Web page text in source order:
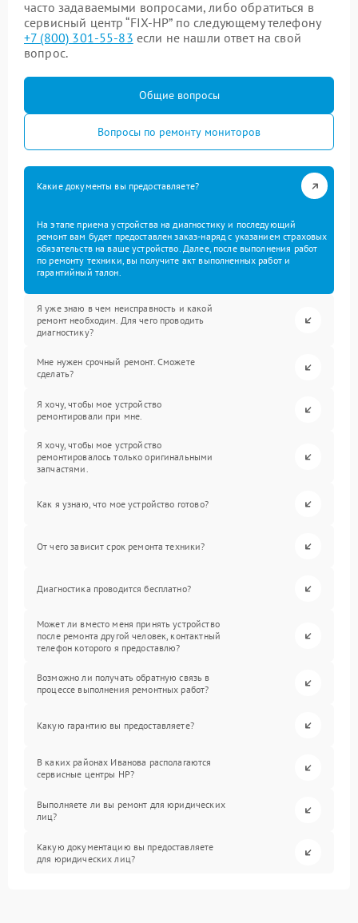
часто задаваемыми вопросами, либо обратиться в
сервисный центр “FIX-HP” по следующему телефону
+7 (800) 301-55-83 если не нашли ответ на свой
вопрос.
Общие вопросы
Вопросы по ремонту мониторов
Какие документы вы предоставляете?
На этапе приема устройства на диагностику и последующий
ремонт вам будет предоставлен заказ-наряд с указанием страховых
обязательств на ваше устройство. Далее, после выполнения работ
по ремонту техники, вы получите акт выполненных работ и
гарантийный талон.
Я уже знаю в чем неисправность и какой
ремонт необходим. Для чего проводить
диагностику?
Мне нужен срочный ремонт. Сможете
сделать?
Я хочу, чтобы мое устройство
ремонтировали при мне.
Я хочу, чтобы мое устройство
ремонтировалось только оригинальными
запчастями.
Как я узнаю, что мое устройство готово?
От чего зависит срок ремонта техники?
Диагностика проводится бесплатно?
Может ли вместо меня принять устройство
после ремонта другой человек, контактный
телефон которого я предоставлю?
Возможно ли получать обратную связь в
процессе выполнения ремонтных работ?
Какую гарантию вы предоставляете?
В каких районах Иванова располагаются
сервисные центры HP?
Выполняете ли вы ремонт для юридических
лиц?
Какую документацию вы предоставляете
для юридических лиц?